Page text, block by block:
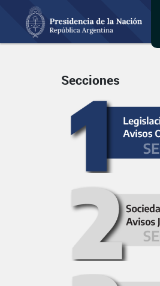
Secciones